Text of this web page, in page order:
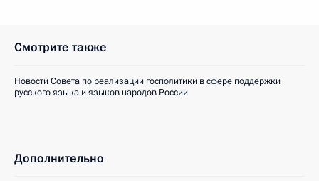
Смотрите также
Новости Совета по реализации госполитики в сфере поддержки
русского языка и языков народов России
Дополнительно